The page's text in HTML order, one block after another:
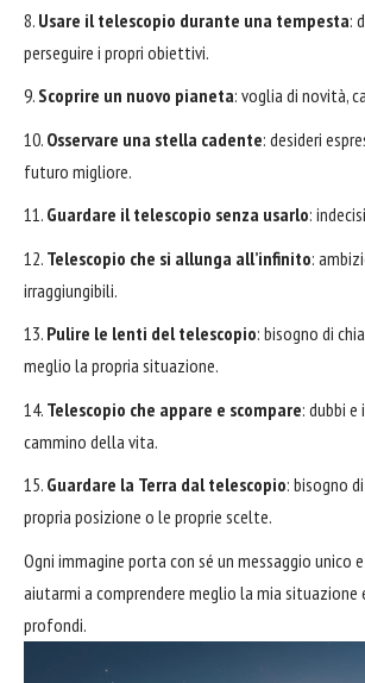
Usare il telescopio durante una tempesta:
perseguire i propri obiettivi.
Scoprire un nuovo pianeta: voglia di novità,
Osservare una stella cadente: desideri
futuro migliore.
Guardare il telescopio senza usarlo:
Telescopio che si allunga all’infinito:
irraggiungibili.
Pulire le lenti del telescopio: bisogno di
meglio la propria situazione.
Telescopio che appare e scompare: dubbi
cammino della vita.
Guardare la Terra dal telescopio: bisogno
propria posizione o le proprie scelte.
Ogni immagine porta con sé un messaggio unico
aiutarmi a comprendere meglio la mia situazione
profondi.